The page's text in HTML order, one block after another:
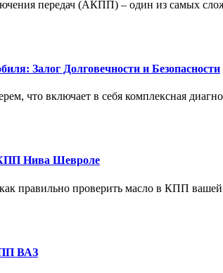
передач (АКПП) – один из самых
Залог Долговечности и Безопасности
что включает в себя комплексная
Нива Шевроле
как правильно проверить масло в КПП
ВАЗ